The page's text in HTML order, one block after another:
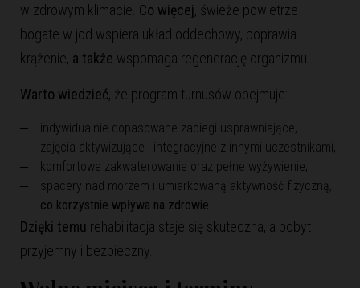
w zdrowym klimacie. Co więcej, świeże powietrze
bogate w jod wspiera układ oddechowy, poprawia
krążenie, a także wspomaga regenerację organizmu.
Warto wiedzieć, że program turnusów obejmuje:
indywidualnie dopasowane zabiegi usprawniające,
zajęcia aktywizujące i integracyjne z innymi uczestnikami,
komfortowe zakwaterowanie oraz pełne wyżywienie,
spacery nad morzem i umiarkowaną aktywność fizyczną,
co korzystnie wpływa na zdrowie
Dzięki temu rehabilitacja staje się skuteczna, a pobyt
przyjemny i bezpieczny.